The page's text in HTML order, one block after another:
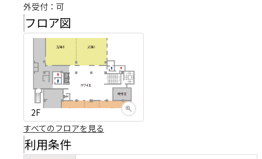
外受付：可
フロア図
2F
すべてのフロアを見る
利用条件